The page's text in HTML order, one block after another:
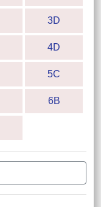
3D
4D
5C
6B